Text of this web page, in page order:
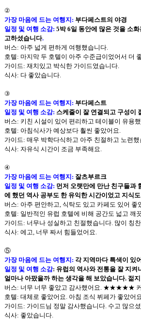
②
가장 마음에 드는 여행지 : 부다페스트의 야경
일정 및 여행 소감: 5박 6일 동안에 많은 것을 소
고하셨습니다.
버스: 아주 넓게 편하게 여행했습니다.
호텔: 마지막 두 호텔이 아주 수준급이었어서 더
가이드: 재치있고 박식한 가이드였습니다.
식사: 다 좋았습니다.
③
가장 마음에 드는 여행지 : 부다페스트
일정 및 여행 소감: 스케줄이 잘 연결되고 구성이
버스: 키친 시설이 있어 편리하고 테이블이 유용
호텔 : 아침식사가 예상보다 훨씬 좋았어요.
가이드: 매우 박학다식하고 아주 친절하고 노련
식사: 자유식 시간이 조금 부족해요.
④
가장 마음에 드는 여행지 : 잘츠부르크
일정 및 여행 소감: 먼저 오랫만에 만난 친구들과
에 했던 역사 공부도 한 유익한 시간이었고 지식
버스: 아주 편안하고, 식탁도 있고 카페도 있어 좋
호텔 : 일반적인 유럽 호텔에 비해 공간도 넓고 깨
가이드: 너무나 성실하고 친절했습니다. 많이 칭
식사: 에고, 너무 짜서 힘들었어요.
⑤
가장 마음에 드는 여행지 : 각 지역마다 특색이 있
일정 및 여행 소감: 유럽의 역사와 전통을 잘 지켜
얼마나 아팠을까 하는 생각을 해 보았습니다. 젊
버스: 너무 너무 좋았고 감사했어요. ★★★★★
호텔 : 대체로 좋았어요. 아침 조식 뷔페가 좋았어
가이드: 가이드님 정말 감사했습니다. 수고 많으
식사: 좋았습니다.